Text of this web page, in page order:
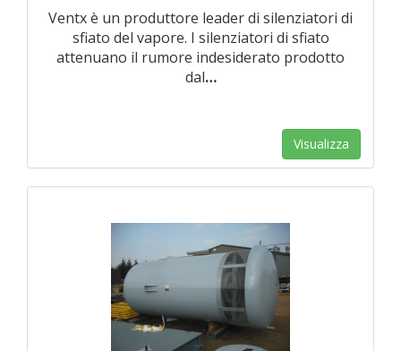
Ventx è un produttore leader di silenziatori di
sfiato del vapore. I silenziatori di sfiato
attenuano il rumore indesiderato prodotto
dal…
Visualizza